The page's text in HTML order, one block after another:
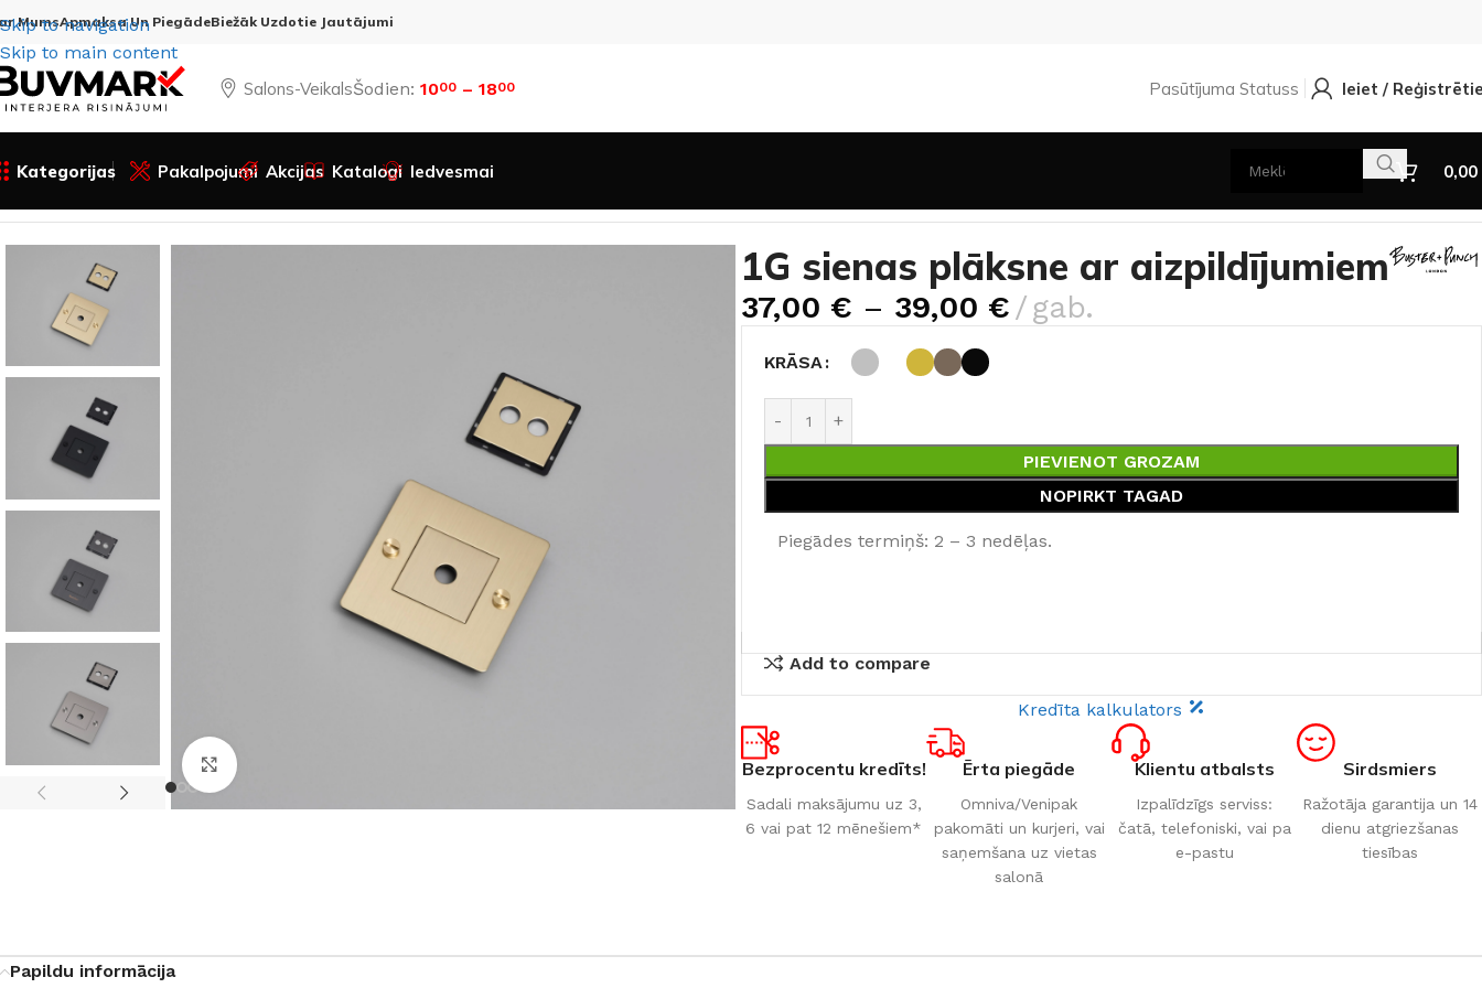
Skip to navigation
Skip to main content
MumsApmaksa Un PiegādeBiežāk Uzdotie Jautājumi
Salons-VeikalsŠodien: 1000 – 1800 Pasūtījuma Statuss Ieiet /
Kategorijas Pakalpojumi Akcijas Katalogi Iedvesmai
0,00
1G sienas plāksne ar aizpildījumiem
37,00 € – 39,00 € gab.
KRĀSA
PIEVIENOT GROZAM
NOPIRKT TAGAD
Piegādes termiņš: 2 – 3 nedēļas.
Add to compare
Kredīta kalkulators
Bezprocentu kredīts!
Sadali maksājumu uz 3,
6 vai pat 12 mēnešiem*
Ērta piegāde
Omniva/Venipak
pakomāti un kurjeri, vai
saņemšana uz vietas
salonā
Klientu atbalsts
Izpalīdzīgs serviss:
čatā, telefoniski, vai pa
e-pastu
Sirdsmiers
Ražotāja garantija un 14
dienu atgriezšanas
tiesības
Papildu informācija